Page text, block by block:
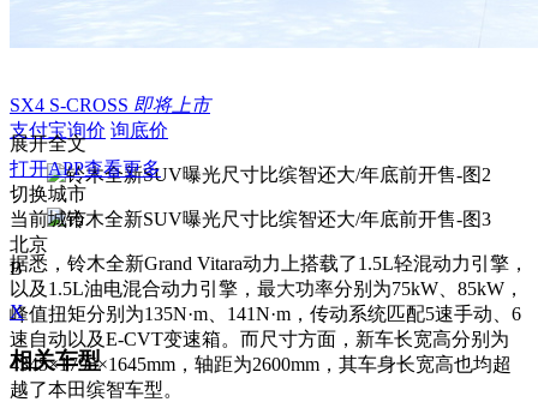
SX4 S-CROSS 即将上市
支付宝询价 询底价
据悉，铃木全新Grand Vitara动力上搭载了1.5L轻混动力引擎，
以及1.5L油电混合动力引擎，最大功率分别为75kW、85kW，
峰值扭矩分别为135N·m、141N·m，传动系统匹配5速手动、6
速自动以及E-CVT变速箱。而尺寸方面，新车长宽高分别为
4345×1795×1645mm，轴距为2600mm，其车身长宽高也均超
越了本田缤智车型。
展开全文
打开APP查看更多
切换城市
当前城市
北京
B
X
相关车型